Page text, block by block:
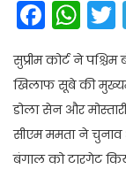
सुप्रीम कोर्ट ने पश्चिम
खिलाफ सूबे की
डोला सेन और
सीएम ममता ने
बंगाल को टारगेट